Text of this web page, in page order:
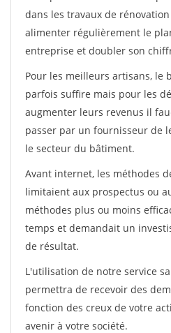
dans les travaux de
alimenter régulièrement le
entreprise et doubler son
Pour les meilleurs artisans, le
parfois suffire mais pour les
augmenter leurs revenus il
passer par un fournisseur de
le secteur du bâtiment.
Avant internet, les méthodes
limitaient aux prospectus ou
méthodes plus ou moins
temps et demandait un
de résultat.
L'utilisation de notre service
permettra de recevoir des
fonction des creux de votre
avenir à votre société.